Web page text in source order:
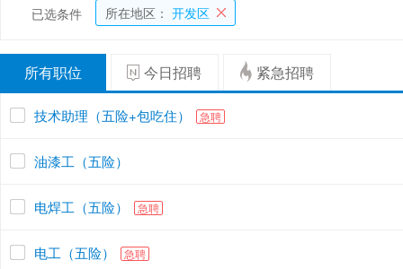
已选条件 所在地区： 开发区
所有职位 今日招聘 紧急招聘
技术助理（五险+包吃住） 急聘
油漆工（五险）
电焊工（五险） 急聘
电工（五险） 急聘